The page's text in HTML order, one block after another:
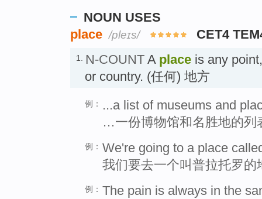
NOUN USES
place /pleɪs/ CET4
1. N-COUNT A place is any
or country. (任何) 地方
例：
...a list of museums and
…一份博物馆和名胜地的列
例： We're going to a place
我们要去一个叫普拉托罗的
例： The pain is always in the